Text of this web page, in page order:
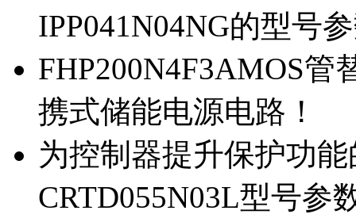
IPP041N04NG的型号
FHP200N4F3AMOS管
携式储能电源电路！
为控制器提升保护功
CRTD055N03L型号参